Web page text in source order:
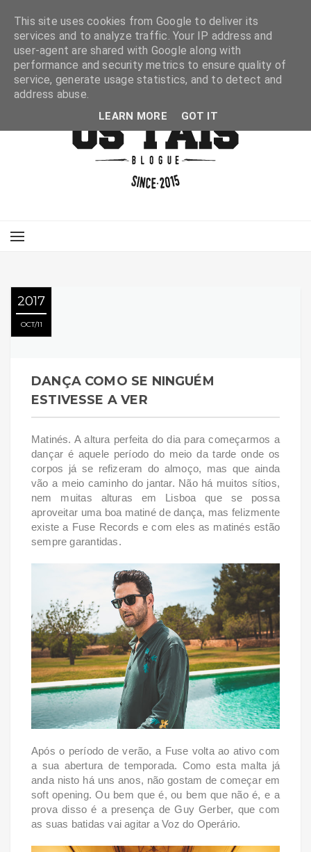
2017
OCT 11
DANÇA COMO SE NINGUÉM
ESTIVESSE A VER
Matinés. A altura perfeita do dia para começarmos a
dançar é aquele período do meio da tarde onde os
corpos já se refizeram do almoço, mas que ainda
vão a meio caminho do jantar. Não há muitos sítios,
nem muitas alturas em Lisboa que se possa
aproveitar uma boa matiné de dança, mas felizmente
existe a Fuse Records e com eles as matinés estão
sempre garantidas.
Após o período de verão, a Fuse volta ao ativo com
a sua abertura de temporada. Como esta malta já
anda nisto há uns anos, não gostam de começar em
soft opening. Ou bem que é, ou bem que não é, e a
prova disso é a presença de Guy Gerber, que com
as suas batidas vai agitar a Voz do Operário.
This site uses cookies from Google to deliver its
services and to analyze traffic. Your IP address and
user-agent are shared with Google along with
performance and security metrics to ensure quality of
service, generate usage statistics, and to detect and
address abuse.
LEARN MORE GOT IT